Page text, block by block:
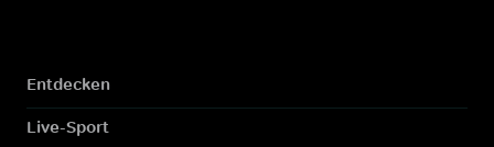
Entdecken
Live-Sport